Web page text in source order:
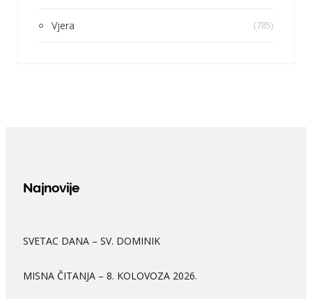
Vjera (785)
Najnovije
SVETAC DANA – SV. DOMINIK
MISNA ČITANJA – 8. KOLOVOZA 2026.